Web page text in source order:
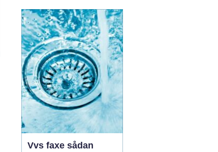
mod Baltikum, Ukraine
og resten af regionen for
at finde nye kunder og
leverandører. Men v...
Vvs faxe sådan